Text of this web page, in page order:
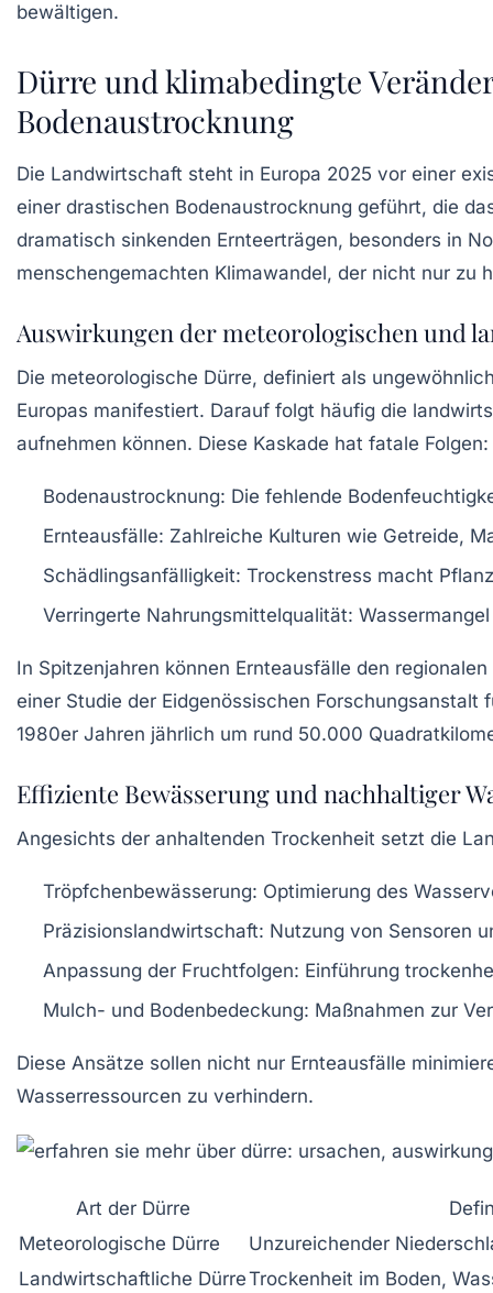
bewältigen.
Dürre und klimabedingte
Bodenaustrocknung
Die Landwirtschaft steht in Europa 2025 vor einer
einer drastischen Bodenaustrocknung geführt, die
dramatisch sinkenden Ernteerträgen, besonders in
menschengemachten Klimawandel, der nicht nur zu
Auswirkungen der meteorologischen und
Die meteorologische Dürre, definiert als
Europas manifestiert. Darauf folgt häufig die
aufnehmen können. Diese Kaskade hat fatale Folgen:
Bodenaustrocknung: Die fehlende
Ernteausfälle: Zahlreiche Kulturen wie Getreide,
Schädlingsanfälligkeit: Trockenstress macht
Verringerte Nahrungsmittelqualität:
In Spitzenjahren können Ernteausfälle den
einer Studie der Eidgenössischen
1980er Jahren jährlich um rund 50.000
Effiziente Bewässerung und nachhaltiger
Angesichts der anhaltenden Trockenheit setzt die
Tröpfchenbewässerung: Optimierung des
Präzisionslandwirtschaft: Nutzung von Sensoren
Anpassung der Fruchtfolgen: Einführung
Mulch- und Bodenbedeckung: Maßnahmen zur
Diese Ansätze sollen nicht nur Ernteausfälle
Wasserressourcen zu verhindern.
Art der Dürre
Meteorologische Dürre
Unzureichender
Landwirtschaftliche DürreTrockenheit im Boden,